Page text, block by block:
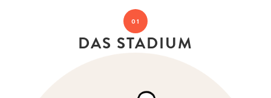
01
DAS STADIUM